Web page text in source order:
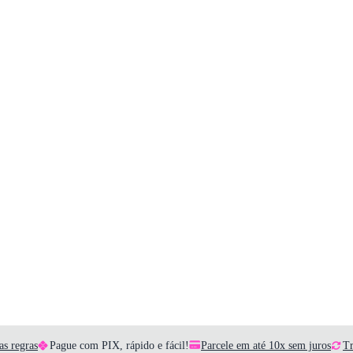
regras Pague com PIX, rápido e fácil! Parcele em até 10x sem juros